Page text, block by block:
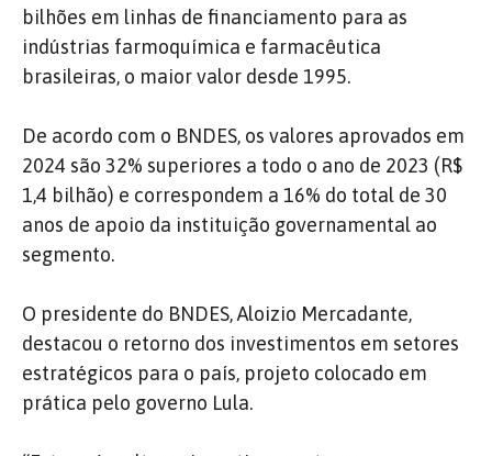
bilhões em linhas de financiamento para as
indústrias farmoquímica e farmacêutica
brasileiras, o maior valor desde 1995.
De acordo com o BNDES, os valores aprovados em
2024 são 32% superiores a todo o ano de 2023 (R$
1,4 bilhão) e correspondem a 16% do total de 30
anos de apoio da instituição governamental ao
segmento.
O presidente do BNDES, Aloizio Mercadante,
destacou o retorno dos investimentos em setores
estratégicos para o país, projeto colocado em
prática pelo governo Lula.